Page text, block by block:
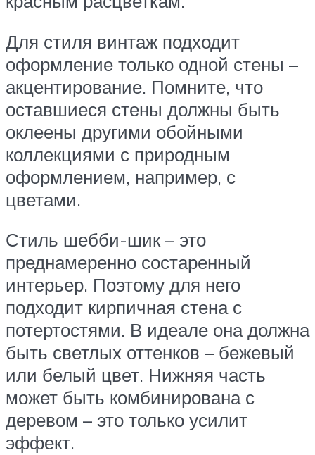
Для стиля винтаж подходит
оформление только одной стены –
акцентирование. Помните, что
оставшиеся стены должны быть
оклеены другими обойными
коллекциями с природным
оформлением, например, с
цветами.
Стиль шебби-шик – это
преднамеренно состаренный
интерьер. Поэтому для него
подходит кирпичная стена с
потертостями. В идеале она должна
быть светлых оттенков – бежевый
или белый цвет. Нижняя часть
может быть комбинирована с
деревом – это только усилит
эффект.